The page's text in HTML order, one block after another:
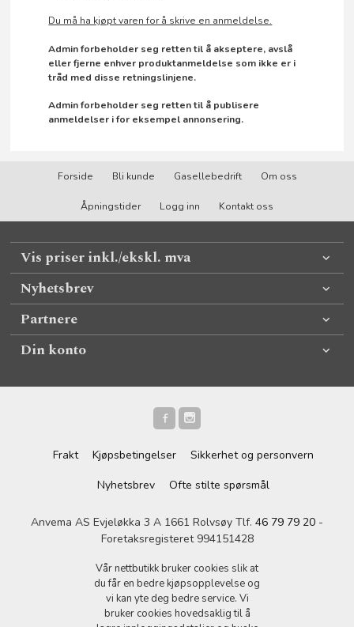
Du må ha kjøpt varen for å skrive en anmeldelse.
Admin forbeholder seg retten til å akseptere, avslå
eller fjerne enhver produktanmeldelse som ikke er i
tråd med disse retningslinjene.
Admin forbeholder seg retten til å publisere
anmeldelser i for eksempel annonsering.
Forside Bli kunde Gasellebedrift Om oss
Åpningstider Logg inn Kontakt oss
Vis priser inkl./ekskl. mva
Nyhetsbrev
Partnere
Din konto
Frakt Kjøpsbetingelser
Sikkerhet og personvern
Nyhetsbrev
Ofte stilte spørsmål
Anvema AS Evjeløkka 3 A 1661 Rolvsøy Tlf. 46 79 79 20 -
Foretaksregisteret 994151428
Vår nettbutikk bruker cookies slik at
du får en bedre kjøpsopplevelse og
vi kan yte deg bedre service. Vi
bruker cookies hovedsaklig til å